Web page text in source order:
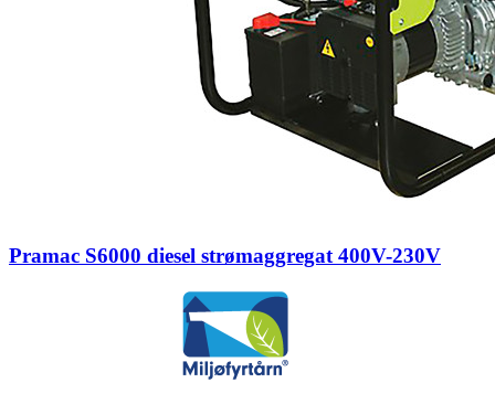
Pramac S6000 diesel strømaggregat 400V-230V